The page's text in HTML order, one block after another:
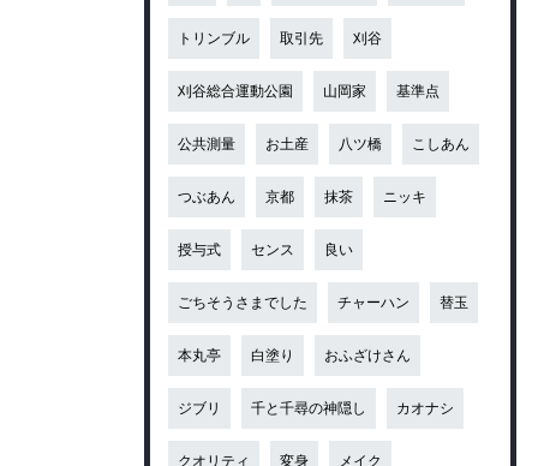
トリンブル 取引先 刈谷
刈谷総合運動公園 山岡家 基準点
公共測量 お土産 八ツ橋 こしあん
つぶあん 京都 抹茶 ニッキ
授与式 センス 良い
ごちそうさまでした チャーハン 替玉
本丸亭 白塗り おふざけさん
ジブリ 千と千尋の神隠し カオナシ
クオリティ 変身 メイク